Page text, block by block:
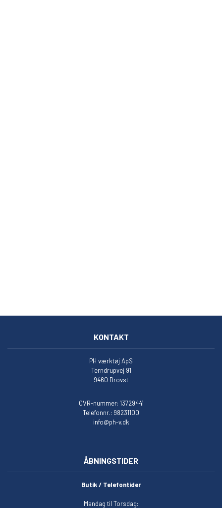
KONTAKT
PH værktøj ApS
Terndrupvej 91
9460 Brovst
CVR-nummer: 13729441
Telefonnr.: 98231100
info@ph-v.dk
ÅBNINGSTIDER
Butik / Telefontider
Mandag til Torsdag: